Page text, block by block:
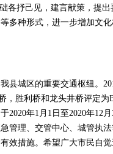
各抒己见，建言献策，提
多种形式，进一步增加文
城区的重要交通枢纽。
，胜利桥和龙头井桥评定
2020年1月1日至2020年12
管理、交管中心、城管执
效措施。希望广大市民自